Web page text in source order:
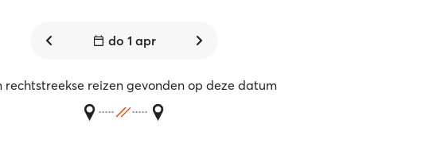
do 1 apr
rechtstreekse reizen gevonden op deze datum